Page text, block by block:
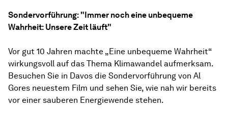
Sondervorführung: "Immer noch eine unbequeme
Wahrheit: Unsere Zeit läuft"
Vor gut 10 Jahren machte „Eine unbequeme Wahrheit“
wirkungsvoll auf das Thema Klimawandel aufmerksam.
Besuchen Sie in Davos die Sondervorführung von Al
Gores neuestem Film und sehen Sie, wie nah wir bereits
vor einer sauberen Energiewende stehen.